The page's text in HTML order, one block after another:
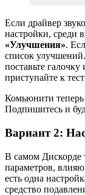
Если драйвер
настройки, среди
«Улучшения».
список
поставьте
приступайте к
Комьюнити теперь
Подпишитесь и
Вариант 2:
В самом Дискорде
параметров,
есть одна
средство